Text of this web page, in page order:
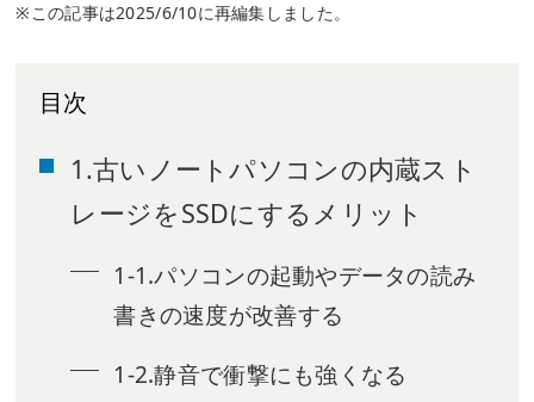
※この記事は2025/6/10に再編集しました。
目次
1.古いノートパソコンの内蔵スト
レージをSSDにするメリット
1-1.パソコンの起動やデータの読み
書きの速度が改善する
1-2.静音で衝撃にも強くなる